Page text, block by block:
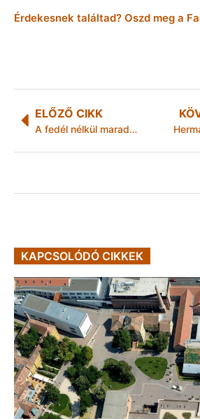
Érdekesnek találtad? Oszd meg a
ELŐZŐ CIKK
A fedél nélkül maradtak segítése a krízisidőszakban
KAPCSOLÓDÓ CIKKEK